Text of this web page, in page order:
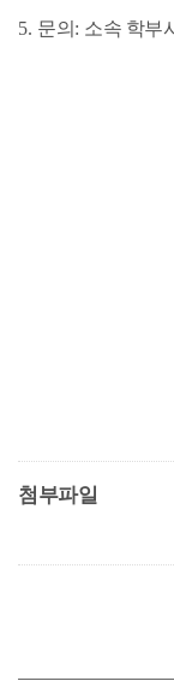
5. 문의 : 소속 학부
첨부파일